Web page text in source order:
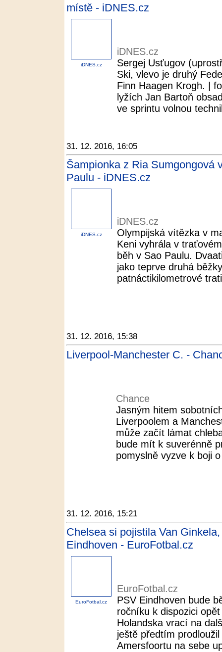
místě - iDNES.cz
iDNES.cz
iDNES.cz
Sergej Usťugov
Ski, vlevo je druhý
Finn Haagen Krogh. |
lyžích Jan Bartoň
ve sprintu volnou
31. 12. 2016, 16:05
Šampionka z Ria Sumgongová
Paulu - iDNES.cz
iDNES.cz
iDNES.cz
Olympijská vítězka v
Keni vyhrála v
běh v Sao Paulu.
jako teprve druhá
patnáctikilometrové
31. 12. 2016, 15:38
Liverpool-Manchester C. -
Chance
Jasným hitem
Liverpoolem a
může začít lámat
bude mít k suverénně
pomyslně vyzve k boji
31. 12. 2016, 15:21
Chelsea si pojistila Van
Eindhoven - EuroFotbal.cz
EuroFotbal.cz
EuroFotbal.cz
PSV Eindhoven bude
ročníku k dispozici
Holandska vrací na
ještě předtím
Amersfoortu na sebe